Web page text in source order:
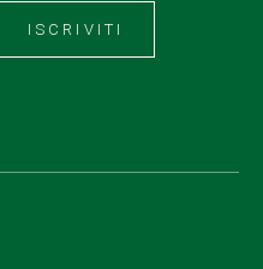
ISCRIVITI